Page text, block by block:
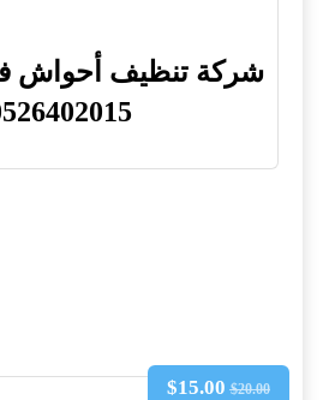
شركة تنظيف أحواش
$20.00
$15.00